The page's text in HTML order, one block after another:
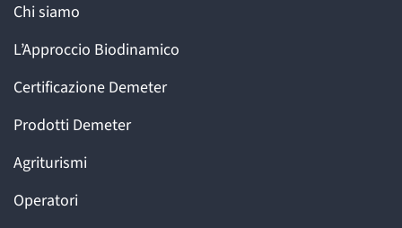
Chi siamo
L’Approccio Biodinamico
Certificazione Demeter
Prodotti Demeter
Agriturismi
Operatori